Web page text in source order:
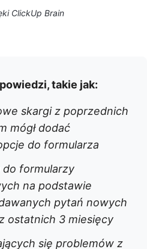
ClickUp Brain
takie jak:
skargi z poprzednich
mógł dodać
do formularza
do formularzy
na podstawie
pytań nowych
ostatnich 3 miesięcy
się problemów z